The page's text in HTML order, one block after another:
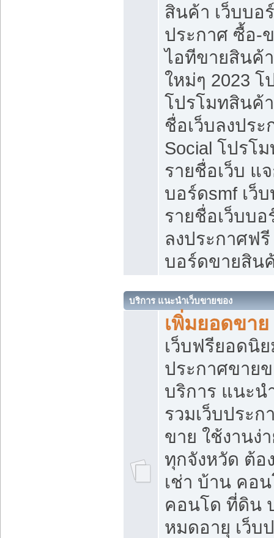
สินค้า เว็บบอ
ประกาศ ซื้อ-
ไอทีขายสินค้
ใหม่ๆ 2023
โปรโมทสินค้
ชื่อเว็บลงปร
Social โปรโ
รายชื่อเว็บ แ
บอร์ดsmf เว็
รายชื่อเว็บบ
ลงประกาศฟรี
บอร์ดขายสิน
บริการ แนะนำเว็บขายของ
เพิ่มยอดขา
เว็บฟรียอดนิ
ประกาศขาย
บริการ แนะน
รวมเว็บประก
ขาย ใช้งานง่
ทุกจังหวัด ต้อ
เช่า บ้าน คอ
คอนโด ที่ดิน
หมดอายุ เว็บ